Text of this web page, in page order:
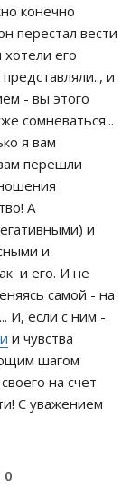
конечно
перестал вести
хотели его
и
- вы этого
сомневаться...
я вам
перешли
А
и
и
и его. И не
самой - на
И, если с ним -
и чувства
шагом
на счет
С уважением
0